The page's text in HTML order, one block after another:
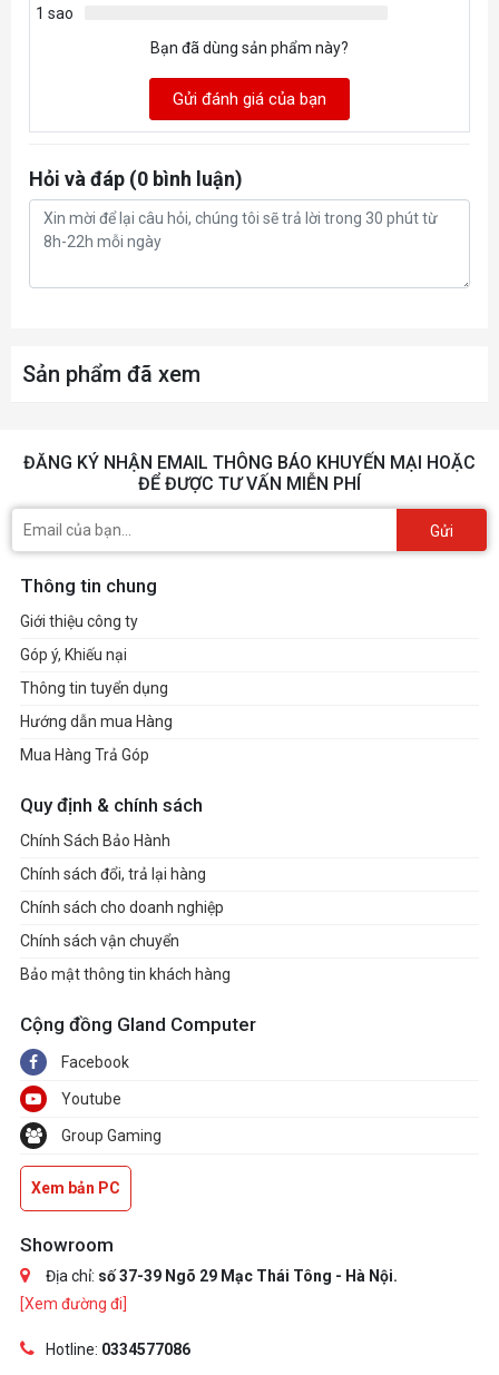
1 sao
Bạn đã dùng sản phẩm này?
Gửi đánh giá của bạn
Hỏi và đáp (0 bình luận)
Sản phẩm đã xem
ĐĂNG KÝ NHẬN EMAIL THÔNG BÁO KHUYẾN MẠI HOẶC
ĐỂ ĐƯỢC TƯ VẤN MIỄN PHÍ
Gửi
Thông tin chung
Giới thiệu công ty
Góp ý, Khiếu nại
Thông tin tuyển dụng
Hướng dẫn mua Hàng
Mua Hàng Trả Góp
Quy định & chính sách
Chính Sách Bảo Hành
Chính sách đổi, trả lại hàng
Chính sách cho doanh nghiệp
Chính sách vận chuyển
Bảo mật thông tin khách hàng
Cộng đồng Gland Computer
Facebook
Youtube
Group Gaming
Xem bản PC
Showroom
Địa chỉ: số 37-39 Ngõ 29 Mạc Thái Tông - Hà Nội.
[Xem đường đi]
Hotline: 0334577086